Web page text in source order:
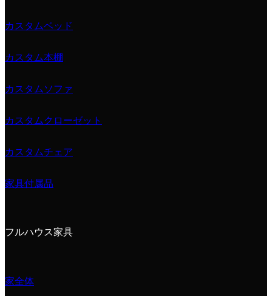
カスタムベッド
カスタム本棚
カスタムソファ
カスタムクローゼット
カスタムチェア
家具付属品
フルハウス家具
家全体